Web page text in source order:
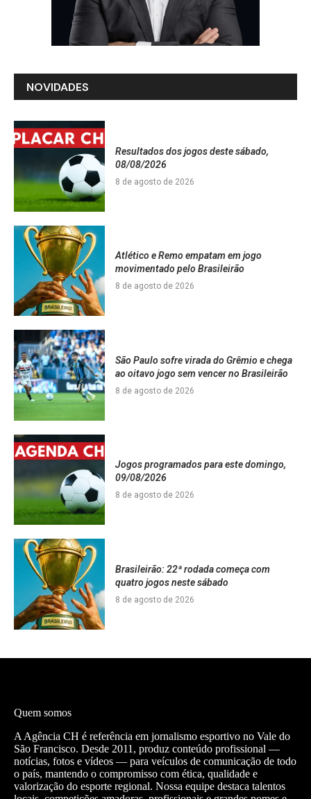
NOVIDADES
Resultados dos jogos deste sábado,
08/08/2026
8 de agosto de 2026
Atlético e Remo empatam em jogo
movimentado pelo Brasileirão
8 de agosto de 2026
São Paulo sofre virada do Grêmio e chega
ao oitavo jogo sem vencer no Brasileirão
8 de agosto de 2026
Jogos programados para este domingo,
09/08/2026
8 de agosto de 2026
Brasileirão: 22ª rodada começa com
quatro jogos neste sábado
8 de agosto de 2026
Quem somos
A Agência CH é referência em jornalismo esportivo no Vale do
São Francisco. Desde 2011, produz conteúdo profissional —
notícias, fotos e vídeos — para veículos de comunicação de todo
o país, mantendo o compromisso com ética, qualidade e
valorização do esporte regional. Nossa equipe destaca talentos